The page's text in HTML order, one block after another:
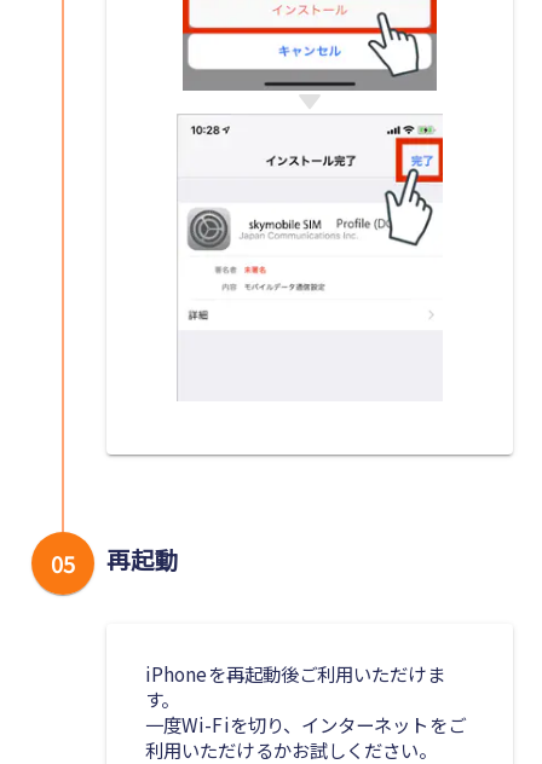
再起動
05
iPhoneを再起動後ご利用いただけま
す。
一度Wi-Fiを切り、インターネットをご
利用いただけるかお試しください。